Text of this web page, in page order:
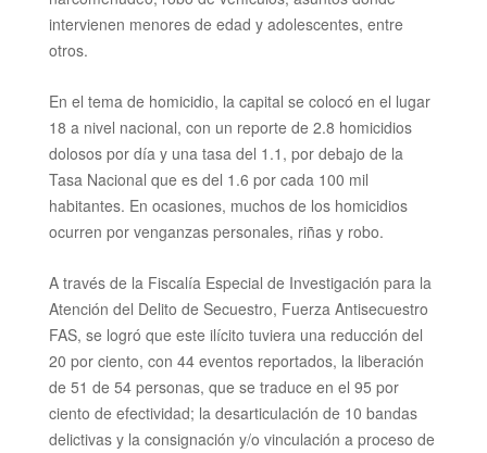
intervienen menores de edad y adolescentes, entre
otros.
En el tema de homicidio, la capital se colocó en el lugar
18 a nivel nacional, con un reporte de 2.8 homicidios
dolosos por día y una tasa del 1.1, por debajo de la
Tasa Nacional que es del 1.6 por cada 100 mil
habitantes. En ocasiones, muchos de los homicidios
ocurren por venganzas personales, riñas y robo.
A través de la Fiscalía Especial de Investigación para la
Atención del Delito de Secuestro, Fuerza Antisecuestro
FAS, se logró que este ilícito tuviera una reducción del
20 por ciento, con 44 eventos reportados, la liberación
de 51 de 54 personas, que se traduce en el 95 por
ciento de efectividad; la desarticulación de 10 bandas
delictivas y la consignación y/o vinculación a proceso de